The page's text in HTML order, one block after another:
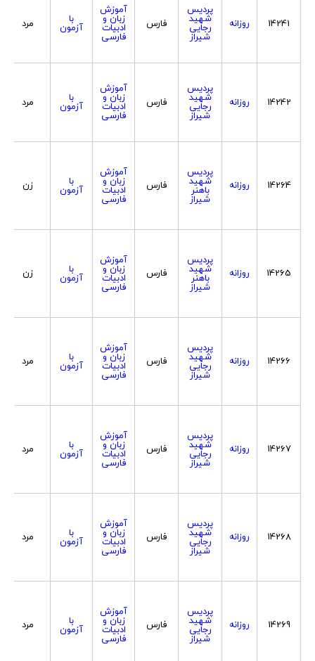
14241 روزانه
پردیس
شهید
رجایی
شیراز
فارس
آموزش
زبان و
ادبیات
فارسی
با
آزمون مرد
14242 روزانه
پردیس
شهید
رجایی
شیراز
فارس
آموزش
زبان و
ادبیات
فارسی
با
آزمون مرد
14264 روزانه
پردیس
شهید
باهنر
شیراز
فارس
آموزش
زبان و
ادبیات
فارسی
با
آزمون زن
14265 روزانه
پردیس
شهید
باهنر
شیراز
فارس
آموزش
زبان و
ادبیات
فارسی
با
آزمون زن
14266 روزانه
پردیس
شهید
رجایی
شیراز
فارس
آموزش
زبان و
ادبیات
فارسی
با
آزمون مرد
14267 روزانه
پردیس
شهید
رجایی
شیراز
فارس
آموزش
زبان و
ادبیات
فارسی
با
آزمون مرد
14268 روزانه
پردیس
شهید
رجایی
شیراز
فارس
آموزش
زبان و
ادبیات
فارسی
با
آزمون مرد
14269 روزانه
پردیس
شهید
رجایی
شیراز
فارس
آموزش
زبان و
ادبیات
فارسی
با
آزمون مرد